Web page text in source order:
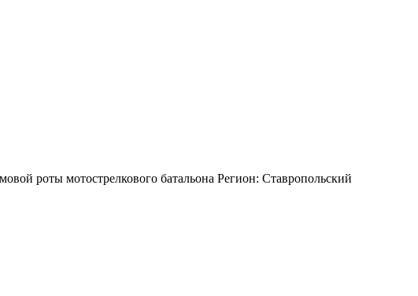
роты мотострелкового батальона Регион: Ставропольский